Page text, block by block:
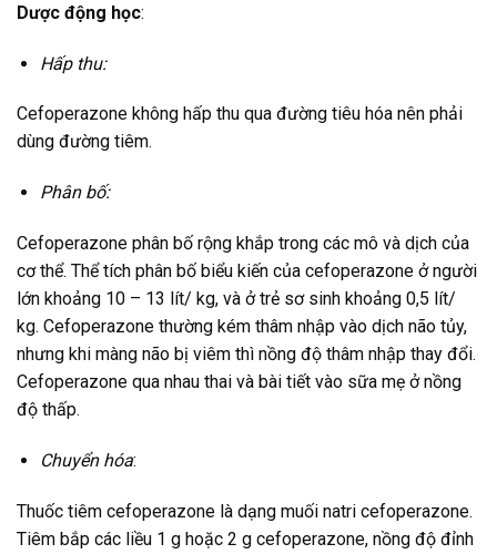
Dược động học:
Hấp thu:
Cefoperazone không hấp thu qua đường tiêu hóa nên phải
dùng đường tiêm.
Phân bố:
Cefoperazone phân bố rộng khắp trong các mô và dịch của
cơ thể. Thể tích phân bố biểu kiến của cefoperazone ở người
lớn khoảng 10 – 13 lít/ kg, và ở trẻ sơ sinh khoảng 0,5 lít/
kg. Cefoperazone thường kém thâm nhập vào dịch não tủy,
nhưng khi màng não bị viêm thì nồng độ thâm nhập thay đổi.
Cefoperazone qua nhau thai và bài tiết vào sữa mẹ ở nồng
độ thấp.
Chuyển hóa:
Thuốc tiêm cefoperazone là dạng muối natri cefoperazone.
Tiêm bắp các liều 1 g hoặc 2 g cefoperazone, nồng độ đỉnh